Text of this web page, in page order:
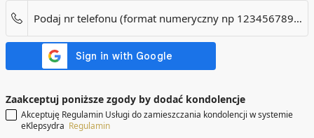
Podaj nr telefonu (format numeryczny np 123456789). Dotyczy tylko numerów w Polsce.
Zaakceptuj poniższe zgody by dodać kondolencje
Akceptuję Regulamin Usługi do zamieszczania kondolencji w systemie
eKlepsydra Regulamin